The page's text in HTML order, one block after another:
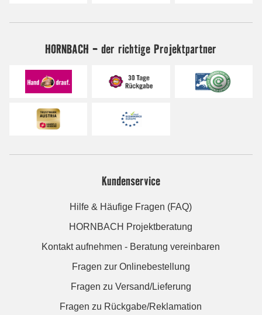
HORNBACH - der richtige Projektpartner
Kundenservice
Hilfe & Häufige Fragen (FAQ)
HORNBACH Projektberatung
Kontakt aufnehmen - Beratung vereinbaren
Fragen zur Onlinebestellung
Fragen zu Versand/Lieferung
Fragen zu Rückgabe/Reklamation